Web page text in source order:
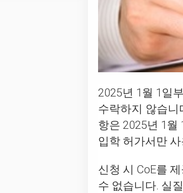
2025년 1월 1일
수락하지 않습
항은 2025년 1월
입학 허가서만
신청 시 CoE를
수 없습니다. 실